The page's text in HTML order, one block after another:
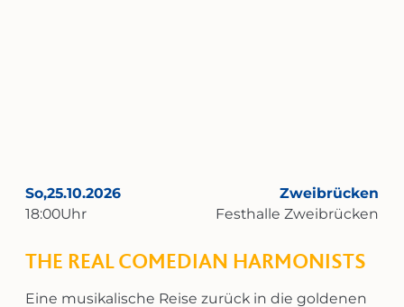
So,25.10.2026
18:00Uhr
Zweibrücken
Festhalle Zweibrücken
THE REAL COMEDIAN HARMONISTS
Eine musikalische Reise zurück in die goldenen